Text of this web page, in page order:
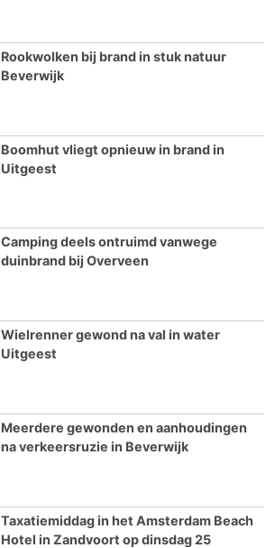
Rookwolken bij brand in stuk natuur
Beverwijk
Boomhut vliegt opnieuw in brand in
Uitgeest
Camping deels ontruimd vanwege
duinbrand bij Overveen
Wielrenner gewond na val in water
Uitgeest
Meerdere gewonden en aanhoudingen
na verkeersruzie in Beverwijk
Taxatiemiddag in het Amsterdam Beach
Hotel in Zandvoort op dinsdag 25